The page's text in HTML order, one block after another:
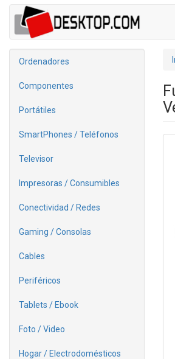
Ordenadores
Componentes
Portátiles
SmartPhones / Teléfonos
Televisor
Impresoras / Consumibles
Conectividad / Redes
Gaming / Consolas
Cables
Periféricos
Tablets / Ebook
Foto / Video
Hogar / Electrodomésticos